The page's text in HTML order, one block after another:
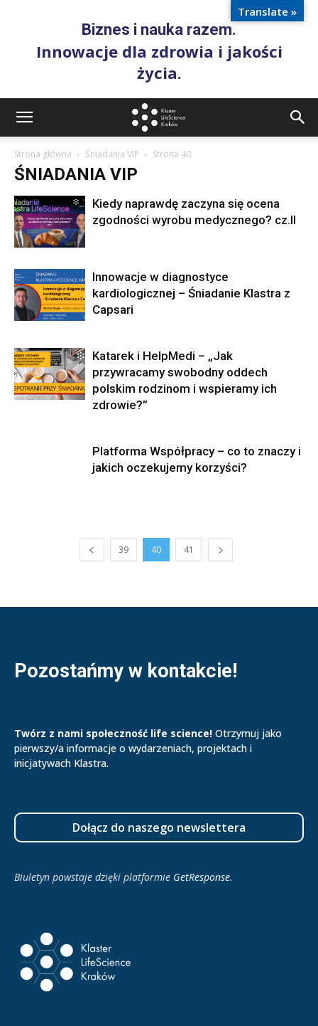
Biznes i nauka razem.
Innowacje dla zdrowia i jakości
życia.
Strona główna Śniadania VIP Strona 40
ŚNIADANIA VIP
Kiedy naprawdę zaczyna się ocena
zgodności wyrobu medycznego? cz.II
Innowacje w diagnostyce
kardiologicznej – Śniadanie Klastra z
Capsari
Katarek i HelpMedi – „Jak
przywracamy swobodny oddech
polskim rodzinom i wspieramy ich
zdrowie?”
Platforma Współpracy – co to znaczy i
jakich oczekujemy korzyści?
39 40 41
Pozostańmy w kontakcie!
Twórz z nami społeczność life science! Otrzymuj jako
pierwszy/a informacje o wydarzeniach, projektach i
inicjatywach Klastra.
Dołącz do naszego newslettera
Biuletyn powstaje dzięki platformie GetResponse.
Translate »